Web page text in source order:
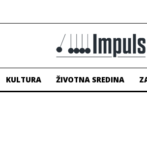
KULTURA ŽIVOTNA SREDINA